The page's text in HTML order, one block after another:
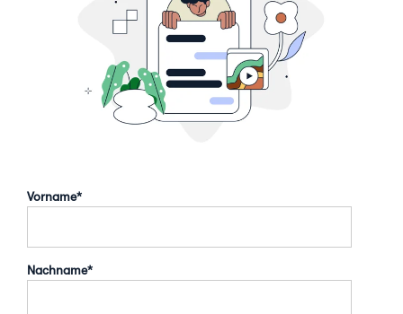
Vorname*
Nachname*